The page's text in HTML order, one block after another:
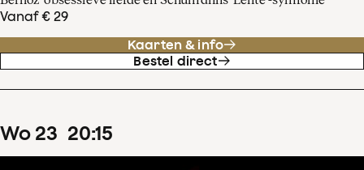
Vanaf € 29
Kaarten & info
Bestel direct
wo 23 20:15